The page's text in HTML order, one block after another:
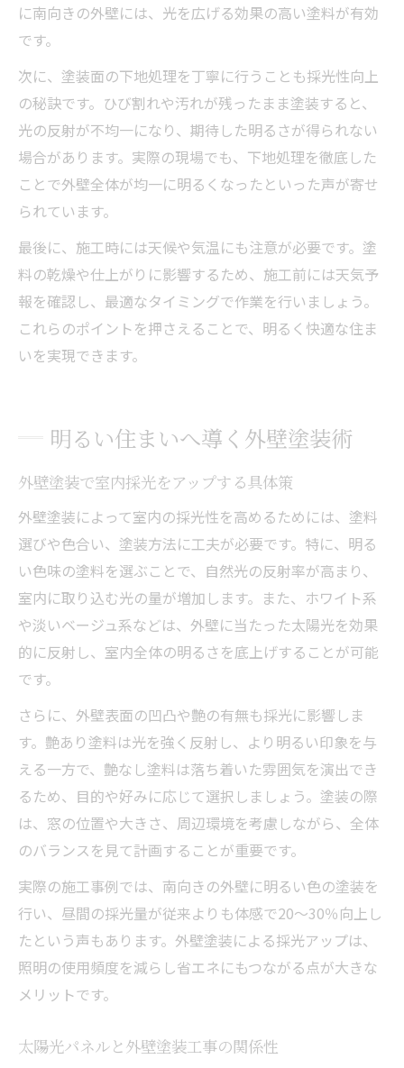
に南向きの外壁には、光を広げる効果の高い塗料が有効
です。
次に、塗装面の下地処理を丁寧に行うことも採光性向上
の秘訣です。ひび割れや汚れが残ったまま塗装すると、
光の反射が不均一になり、期待した明るさが得られない
場合があります。実際の現場でも、下地処理を徹底した
ことで外壁全体が均一に明るくなったといった声が寄せ
られています。
最後に、施工時には天候や気温にも注意が必要です。塗
料の乾燥や仕上がりに影響するため、施工前には天気予
報を確認し、最適なタイミングで作業を行いましょう。
これらのポイントを押さえることで、明るく快適な住ま
いを実現できます。
明るい住まいへ導く外壁塗装術
外壁塗装で室内採光をアップする具体策
外壁塗装によって室内の採光性を高めるためには、塗料
選びや色合い、塗装方法に工夫が必要です。特に、明る
い色味の塗料を選ぶことで、自然光の反射率が高まり、
室内に取り込む光の量が増加します。また、ホワイト系
や淡いベージュ系などは、外壁に当たった太陽光を効果
的に反射し、室内全体の明るさを底上げすることが可能
です。
さらに、外壁表面の凹凸や艶の有無も採光に影響しま
す。艶あり塗料は光を強く反射し、より明るい印象を与
える一方で、艶なし塗料は落ち着いた雰囲気を演出でき
るため、目的や好みに応じて選択しましょう。塗装の際
は、窓の位置や大きさ、周辺環境を考慮しながら、全体
のバランスを見て計画することが重要です。
実際の施工事例では、南向きの外壁に明るい色の塗装を
行い、昼間の採光量が従来よりも体感で20～30％向上し
たという声もあります。外壁塗装による採光アップは、
照明の使用頻度を減らし省エネにもつながる点が大きな
メリットです。
太陽光パネルと外壁塗装工事の関係性